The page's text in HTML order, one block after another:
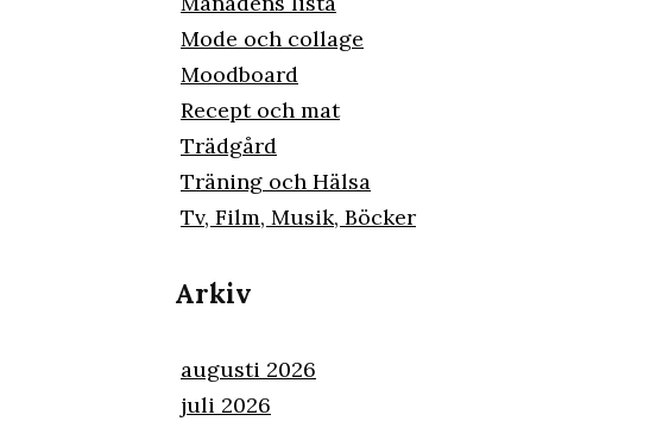
Mode och collage
Moodboard
Recept och mat
Trädgård
Träning och Hälsa
Tv, Film, Musik, Böcker
Arkiv
augusti 2026
juli 2026